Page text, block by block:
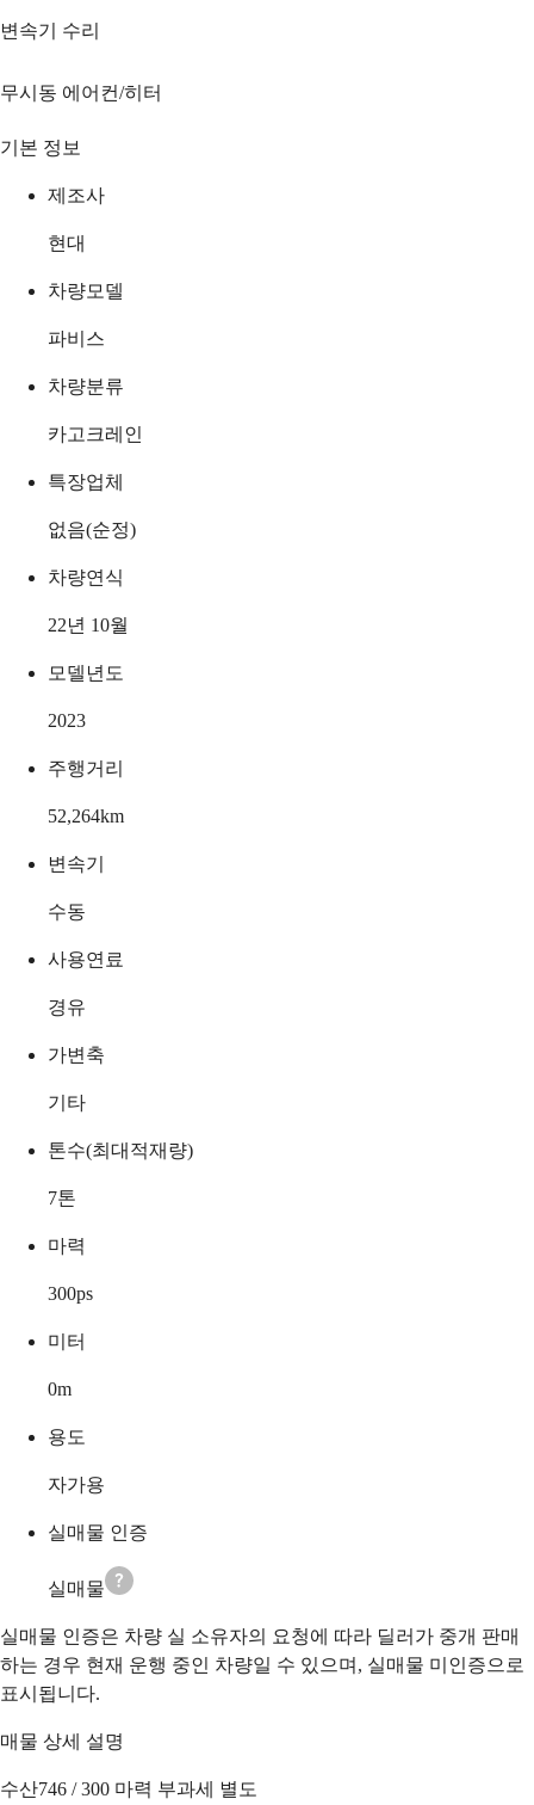
변속기 수리
무시동 에어컨/히터
기본 정보
제조사
현대
차량모델
파비스
차량분류
카고크레인
특장업체
없음(순정)
차량연식
22년 10월
모델년도
2023
주행거리
52,264km
변속기
수동
사용연료
경유
가변축
기타
톤수(최대적재량)
7톤
마력
300ps
미터
0m
용도
자가용
실매물 인증
실매물
실매물 인증은 차량 실 소유자의 요청에 따라 딜러가 중개 판매
하는 경우 현재 운행 중인 차량일 수 있으며, 실매물 미인증으로
표시됩니다.
매물 상세 설명
수산746 / 300 마력 부과세 별도